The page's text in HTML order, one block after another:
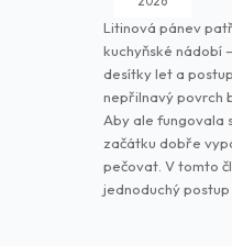
Litinová pánev
kuchyňské nádobí
desítky let a
nepřilnavý povrch
Aby ale fungovala
začátku dobře
pečovat. V tomto
jednoduchý postup